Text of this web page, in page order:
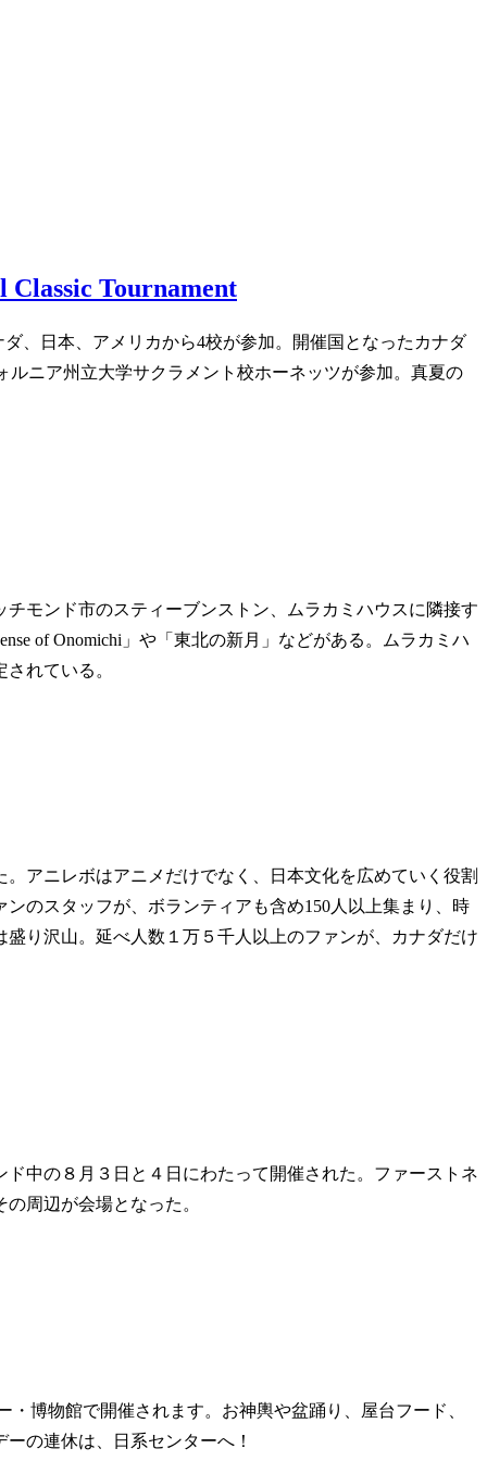
Tournament
ダ、日本、アメリカから4校が参加。開催国となったカナダ
ニア州立大学サクラメント校ホーネッツが参加。真夏の
チモンド市のスティーブンストン、ムラカミハウスに隣接す
of Onomichi」や「東北の新月」などがある。ムラカミハ
れている。
アニレボはアニメだけでなく、日本文化を広めていく役割
のスタッフが、ボランティアも含め150人以上集まり、時
り沢山。延べ人数１万５千人以上のファンが、カナダだけ
中の８月３日と４日にわたって開催された。ファーストネ
周辺が会場となった。
博物館で開催されます。お神輿や盆踊り、屋台フード、
の連休は、日系センターへ！